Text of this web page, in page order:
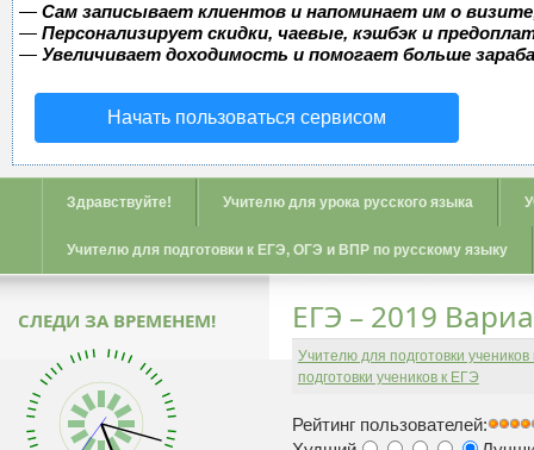
— Сам записывает клиентов и напоминает им о
— Персонализирует скидки, чаевые, кэшбэк и
— Увеличивает доходимость и помогает больше
Начать пользоваться сервисом
Здравствуйте! Учителю для урока русского языка
Учителю для подготовки к ЕГЭ, ОГЭ и ВПР по русскому языку
ЕГЭ – 2019
Учителю для подготовки
подготовки учеников к ЕГЭ
Рейтинг пользователей:
СЛЕДИ ЗА ВРЕМЕНЕМ!